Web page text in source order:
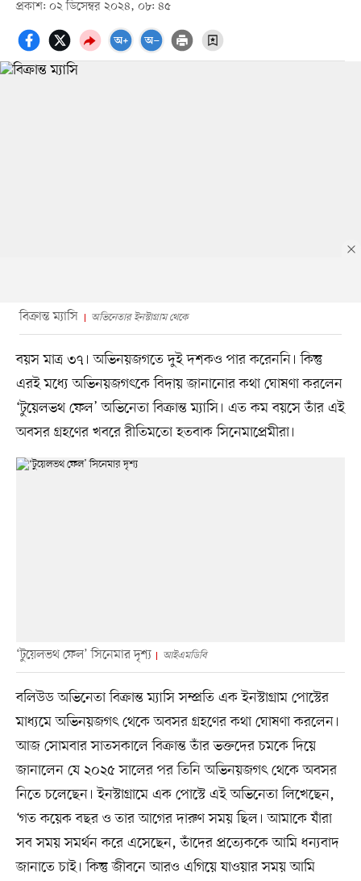
প্রকাশ: ০২ ডিসেম্বর ২০২৪, ০৮: ৪৫
বিক্রান্ত ম্যাসি অভিনেতার ইনস্টাগ্রাম থেকে
বয়স মাত্র ৩৭। অভিনয়জগতে দুই দশকও পার করেননি। কিন্তু
এরই মধ্যে অভিনয়জগৎকে বিদায় জানানোর কথা ঘোষণা করলেন
‘টুয়েলভথ ফেল’ অভিনেতা বিক্রান্ত ম্যাসি। এত কম বয়সে তাঁর এই
অবসর গ্রহণের খবরে রীতিমতো হতবাক সিনেমাপ্রেমীরা।
‘টুয়েলভথ ফেল’ সিনেমার দৃশ্য আইএমডিবি
বলিউড অভিনেতা বিক্রান্ত ম্যাসি সম্প্রতি এক ইনস্টাগ্রাম পোস্টের
মাধ্যমে অভিনয়জগৎ থেকে অবসর গ্রহণের কথা ঘোষণা করলেন।
আজ সোমবার সাতসকালে বিক্রান্ত তাঁর ভক্তদের চমকে দিয়ে
জানালেন যে ২০২৫ সালের পর তিনি অভিনয়জগৎ থেকে অবসর
নিতে চলেছেন। ইনস্টাগ্রামে এক পোস্টে এই অভিনেতা লিখেছেন,
‘গত কয়েক বছর ও তার আগের দারুণ সময় ছিল। আমাকে যাঁরা
সব সময় সমর্থন করে এসেছেন, তাঁদের প্রত্যেককে আমি ধন্যবাদ
জানাতে চাই। কিন্তু জীবনে আরও এগিয়ে যাওয়ার সময় আমি